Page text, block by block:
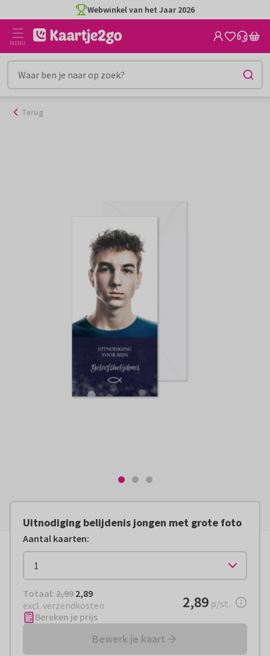
naar
inhoud
Webwinkel van het Jaar 2026
MENU
Terug
Uitnodiging belijdenis jongen met grote foto
Aantal kaarten:
Totaal: € 2,89
Totaal: 2,99 2,89
excl. verzendkosten
€ 2,89per stuk
2,89 p/st.
Bereken je prijs
Bewerk je kaart